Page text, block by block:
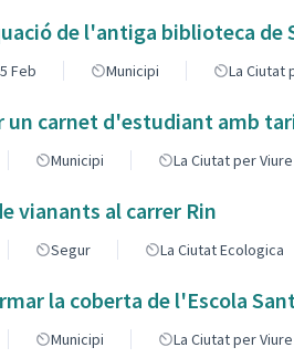
de l'antiga biblioteca de
Feb Municipi La Ciutat
un carnet d'estudiant amb
Municipi La Ciutat per
vianants al carrer Rin
Segur La Ciutat Ecologica
la coberta de l'Escola
Municipi La Ciutat per